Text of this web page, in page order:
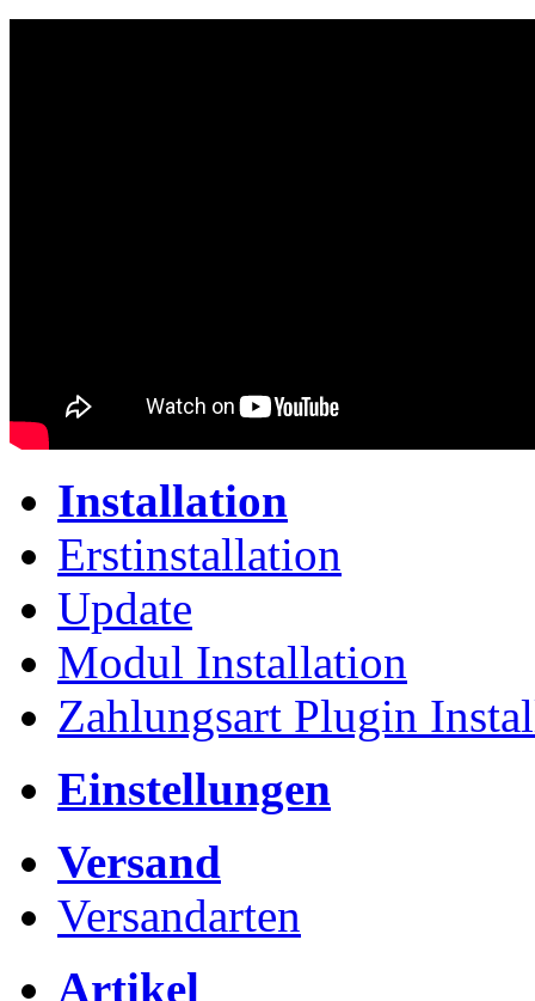
Installation
Erstinstallation
Update
Modul Installation
Zahlungsart Plugin
Einstellungen
Versand
Versandarten
Artikel